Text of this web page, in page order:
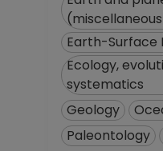
Earth-Surface
Ecology,
systematics
Geology
Paleontology